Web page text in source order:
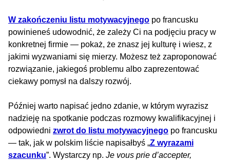
W zakończeniu listu motywacyjnego po francusku
powinieneś udowodnić, że zależy Ci na podjęciu pracy w
konkretnej firmie — pokaż, że znasz jej kulturę i wiesz, z
jakimi wyzwaniami się mierzy. Możesz też zaproponować
rozwiązanie, jakiegoś problemu albo zaprezentować
ciekawy pomysł na dalszy rozwój.
Później warto napisać jedno zdanie, w którym wyrazisz
nadzieję na spotkanie podczas rozmowy kwalifikacyjnej i
odpowiedni zwrot do listu motywacyjnego po francusku
— tak, jak w polskim liście napisałbyś „Z wyrazami
szacunku”. Wystarczy np. Je vous prie d’accepter,